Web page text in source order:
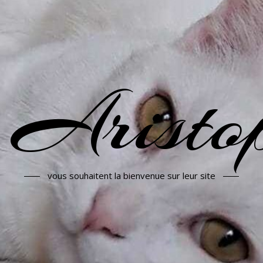
vous souhaitent la bienvenue sur leur site